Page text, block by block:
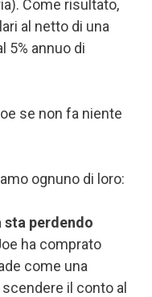
Come risultato,
al netto di una
5% annuo di
se non fa niente
ognuno di loro:
sta perdendo
ha comprato
come una
il conto al